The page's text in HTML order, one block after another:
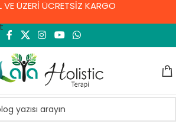
VE ÜZERİ ÜCRETSİZ KARGO